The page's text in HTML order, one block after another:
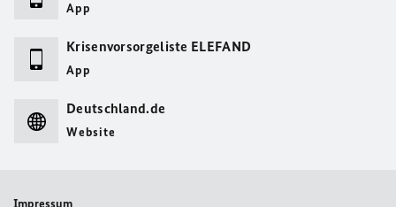
App
Krisenvorsorgeliste ELEFAND
App
Deutschland.de
Website
Impressum